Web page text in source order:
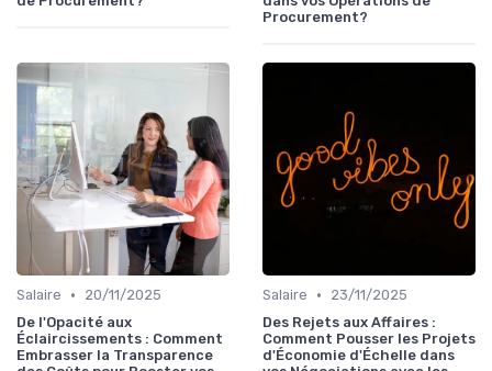
Procurement?
Salaire •
20/11/2025
De l'Opacité aux
Éclaircissements : Comment
Embrasser la Transparence
Salaire •
23/11/2025
Des Rejets aux Affaires :
Comment Pousser les Projets
d'Économie d'Échelle dans